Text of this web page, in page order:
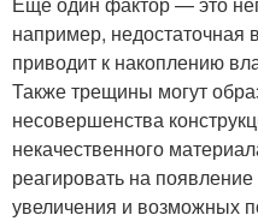
например,
приводит к накоплению
Также трещины могут
несовершенства
некачественного
реагировать на
увеличения и возможных